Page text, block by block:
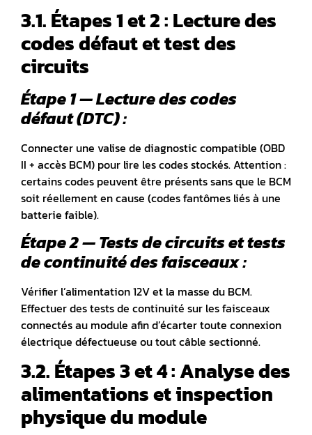
3.1. Étapes 1 et 2 : Lecture des
codes défaut et test des
circuits
Étape 1 — Lecture des codes
défaut (DTC) :
Connecter une valise de diagnostic compatible (OBD
II + accès BCM) pour lire les codes stockés.Attention :
certains codes peuvent être présents sans que le BCM
soit réellement en cause (codes fantômes liés à une
batterie faible).
Étape 2 — Tests de circuits et tests
de continuité des faisceaux :
Vérifier l’alimentation 12V et la masse du BCM.
Effectuer des tests de continuité sur les faisceaux
connectés au module afin d’écarter toute connexion
électrique défectueuse ou tout câble sectionné.
3.2. Étapes 3 et 4 : Analyse des
alimentations et inspection
physique du module